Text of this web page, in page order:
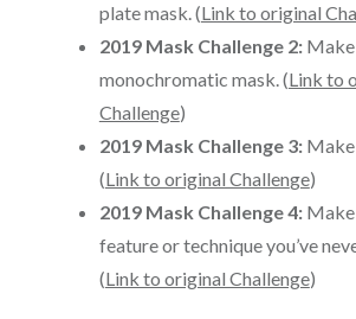
plate mask. (Link to original
2019 Mask Challenge 2:Make
monochromatic mask. (Link to
Challenge)
2019 Mask Challenge 3:Make
(Link to original Challenge)
2019 Mask Challenge 4:Make
feature or technique you’ve
(Link to original Challenge)